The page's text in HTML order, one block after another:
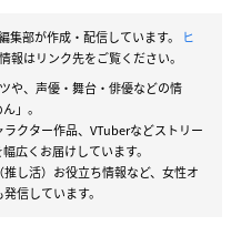
集部が作成・配信しています。
ヒ
報はリンク先をご覧ください。
や、声優・舞台・俳優などの情
」。
クター作品、VTuberなどストリー
広くお届けしています。
し活）お役立ち情報など、女性オ
信しています。